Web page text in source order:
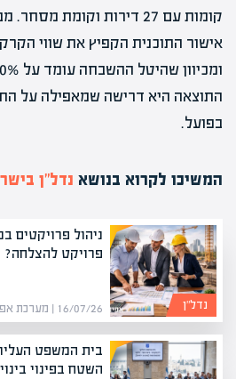
קומות עם 27 דירות וקומת
אישור התוכנית הקפיץ את שווי
התוצאה היא דרישה שמאפילה על
בפועל.
המשיכו לקרוא בנושא נדל”ן
ניהול פרויקטים
פרויקט להצלחה?
16/07/26 | מערכת אפיק נדל”ן
בית המשפט
השטח בפינוי